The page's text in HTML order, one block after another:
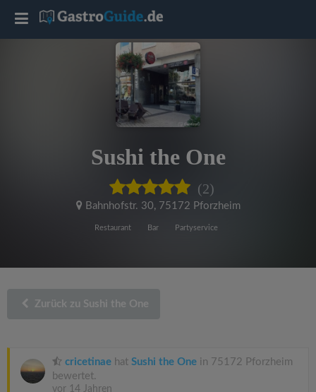
Sushi the One
(2)
Bahnhofstr. 30, 75172 Pforzheim
Restaurant Bar Partyservice
Zurück zu Sushi the One
cricetinae hat Sushi the One in 75172 Pforzheim
bewertet.
vor 14 Jahren
T